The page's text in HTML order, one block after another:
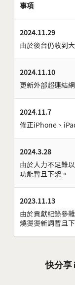
事項
2024.11.29
由於後台仍收到
2024.11.10
更新外部超連結
2024.11.7
修正iPhone、
2024.3.28
由於人力不足難
功能暫且下架。
2023.11.13
由於貢獻紀錄參
燒燙燙新詞暫且
快分享